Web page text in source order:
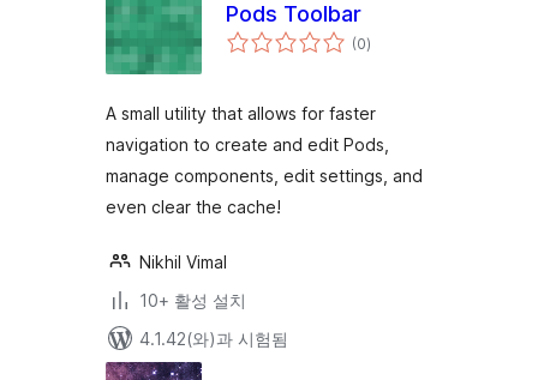
Pods Toolbar
(0전
체)
A small utility that allows for faster
navigation to create and edit Pods,
manage components, edit settings, and
even clear the cache!
Nikhil Vimal
10+ 활성 설치
4.1.42(와)과 시험됨